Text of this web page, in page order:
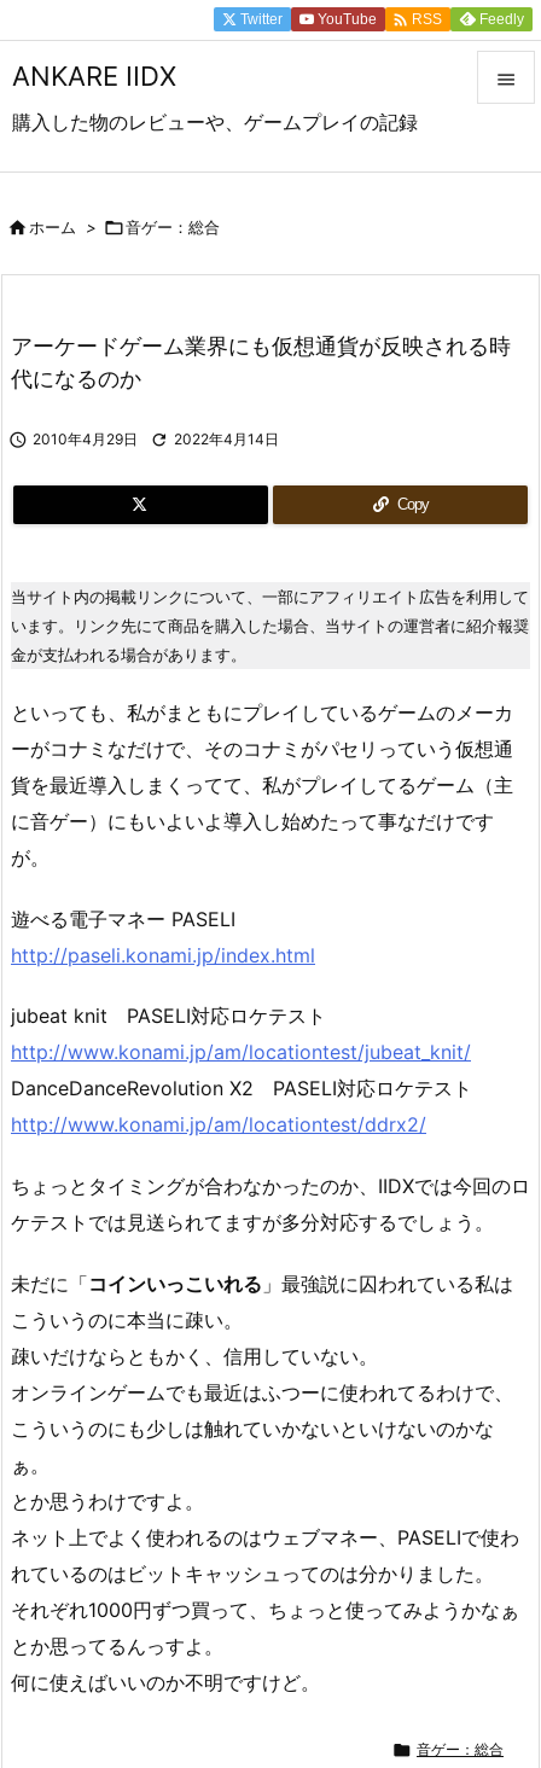
ANKARE IIDX
購入した物のレビューや、ゲームプレイの記録

検索
Twitter YouTube  RSS Feedly
ホーム > 音ゲー：総合
アーケードゲーム業界にも仮想通貨が反映される時
代になるのか
 2010年4月29日  2022年4月14日
Copy
当サイト内の掲載リンクについて、一部にアフィリエイト広告を利用して
います。リンク先にて商品を購入した場合、当サイトの運営者に紹介報奨
金が支払われる場合があります。
といっても、私がまともにプレイしているゲームのメーカ
ーがコナミなだけで、そのコナミがパセリっていう仮想通
貨を最近導入しまくってて、私がプレイしてるゲーム（主
に音ゲー）にもいよいよ導入し始めたって事なだけです
が。
遊べる電子マネー PASELI
http://paseli.konami.jp/index.html
jubeat knit PASELI対応ロケテスト
http://www.konami.jp/am/locationtest/jubeat_knit/
DanceDanceRevolution X2 PASELI対応ロケテスト
http://www.konami.jp/am/locationtest/ddrx2/
ちょっとタイミングが合わなかったのか、IIDXでは今回のロ
ケテストでは見送られてますが多分対応するでしょう。
未だに「コインいっこいれる 」最強説に囚われている私は
こういうのに本当に疎い。
疎いだけならともかく、信用していない。
オンラインゲームでも最近はふつーに使われてるわけで、
こういうのにも少しは触れていかないといけないのかな
ぁ。
とか思うわけですよ。
ネット上でよく使われるのはウェブマネー、PASELIで使わ
れているのはビットキャッシュってのは分かりました。
それぞれ1000円ずつ買って、ちょっと使ってみようかなぁ
とか思ってるんっすよ。
何に使えばいいのか不明ですけど。
 音ゲー：総合